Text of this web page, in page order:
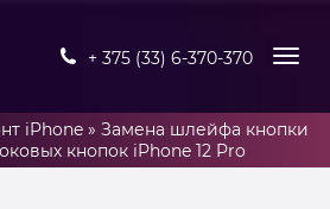
+ 375 (33) 6-370-370
iPhone » Замена шлейфа кнопки
кнопок iPhone 12 Pro